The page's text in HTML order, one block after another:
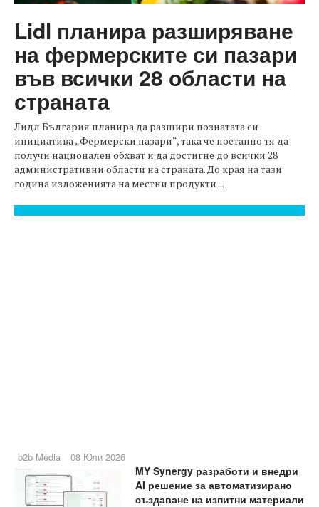
Lidl планира разширяване
на фермерските си пазари
във всички 28 области на
страната
Лидл България планира да разшири познатата си
инициатива „Фермерски пазари“, така че поетапно тя да
получи национален обхват и да достигне до всички 28
административни области на страната. До края на тази
година изложенията на местни продукти ...
b2b Media 08 Юли 2026
MY Synergy разработи и внедри
AI решение за автоматизирано
създаване на изпитни материали